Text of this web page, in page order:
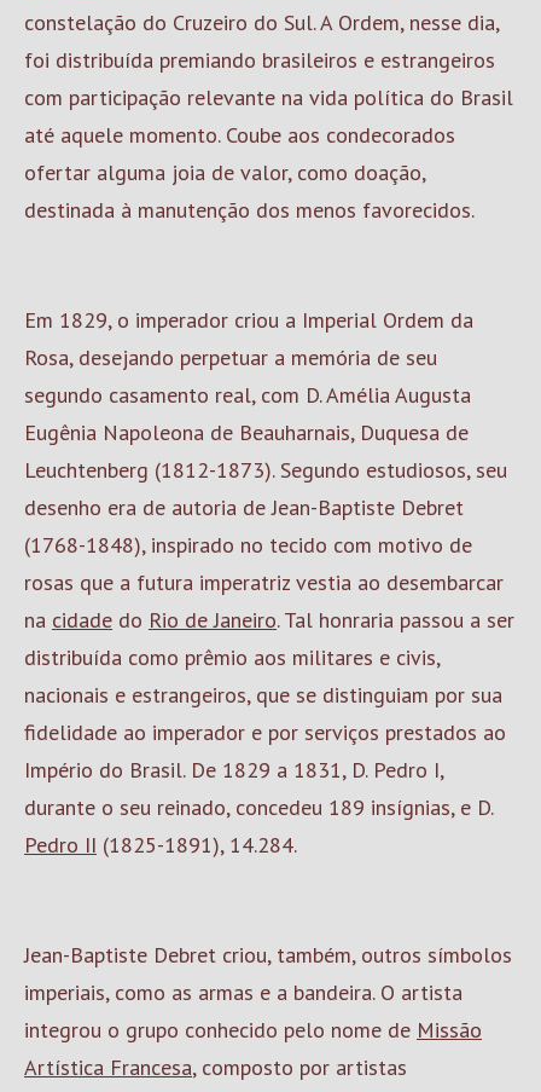
constelação do Cruzeiro do Sul. A Ordem, nesse dia,
foi distribuída premiando brasileiros e estrangeiros
com participação relevante na vida política do Brasil
até aquele momento. Coube aos condecorados
ofertar alguma joia de valor, como doação,
destinada à manutenção dos menos favorecidos.
Em 1829, o imperador criou a Imperial Ordem da
Rosa, desejando perpetuar a memória de seu
segundo casamento real, com D. Amélia Augusta
Eugênia Napoleona de Beauharnais, Duquesa de
Leuchtenberg (1812-1873). Segundo estudiosos, seu
desenho era de autoria de Jean-Baptiste Debret
(1768-1848), inspirado no tecido com motivo de
rosas que a futura imperatriz vestia ao desembarcar
na cidade do Rio de Janeiro. Tal honraria passou a ser
distribuída como prêmio aos militares e civis,
nacionais e estrangeiros, que se distinguiam por sua
fidelidade ao imperador e por serviços prestados ao
Império do Brasil. De 1829 a 1831, D. Pedro I,
durante o seu reinado, concedeu 189 insígnias, e D.
Pedro II (1825-1891), 14.284.
Jean-Baptiste Debret criou, também, outros símbolos
imperiais, como as armas e a bandeira. O artista
integrou o grupo conhecido pelo nome de Missão
Artística Francesa, composto por artistas